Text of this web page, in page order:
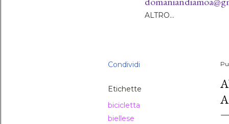
ALTRO…
Condividi
Etichette
bicicletta
biellese